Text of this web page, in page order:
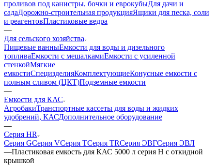
проливов под канистры, бочки и еврокубыДля дачи и
садаДорожно-строительная продукцияЯщики для песка, соли
и реагентовПластиковые ведра
—
Для сельского хозяйства
Пищевые ванныЕмкости для воды и дизельного
топливаЕмкости с мешалкамиЕмкости с усиленной
стенкойМягкие
емкостиСпецизделияКомплектующиеКонусные емкости с
полным сливом (ЦКТ)Подземные емкости
—
Емкости для КАС
АгробакиТранспортные кассеты для воды и жидких
удобрений, КАСДополнительное оборудование
—
Серия HR
Серия GСерия VСерия TСерия TRСерия ЭВГСерия ЭВЛ
—Пластиковая емкость для КАС 5000 л серия H с откидной
крышкой